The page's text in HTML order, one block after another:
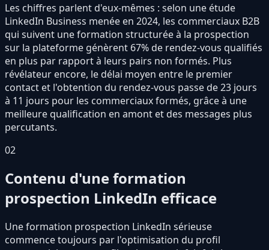
Les chiffres parlent d'eux-mêmes : selon une étude
LinkedIn Business menée en 2024, les commerciaux B2B
qui suivent une formation structurée à la prospection
sur la plateforme génèrent 67% de rendez-vous qualifiés
en plus par rapport à leurs pairs non formés. Plus
révélateur encore, le délai moyen entre le premier
contact et l'obtention du rendez-vous passe de 23 jours
à 11 jours pour les commerciaux formés, grâce à une
meilleure qualification en amont et des messages plus
percutants.
02
Contenu d'une formation
prospection LinkedIn efficace
Une formation prospection LinkedIn sérieuse
commence toujours par l'optimisation du profil